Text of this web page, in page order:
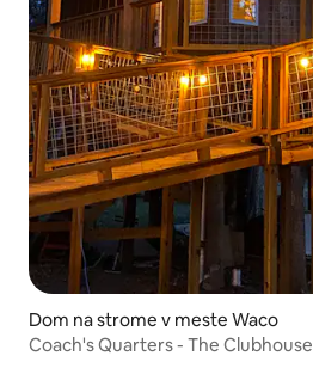
Dom na strome v meste Waco
Coach's Quarters - The Clubhouse